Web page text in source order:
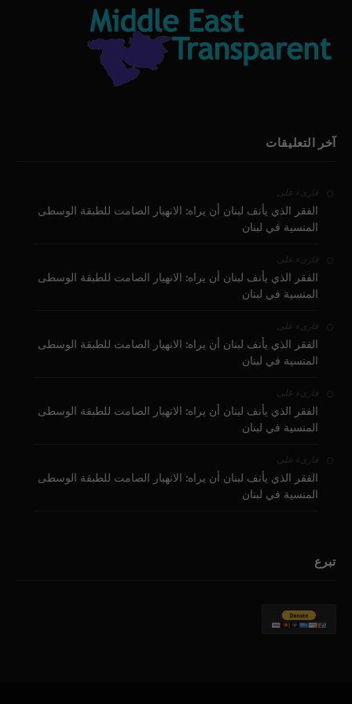
آخر التعليقات
قارىء على
الفقر الذي يأنف لبنان أن يراه: الانهيار الصامت للطبقة الوسطى
المنسية في لبنان
قارىء على
الفقر الذي يأنف لبنان أن يراه: الانهيار الصامت للطبقة الوسطى
المنسية في لبنان
قارىء على
الفقر الذي يأنف لبنان أن يراه: الانهيار الصامت للطبقة الوسطى
المنسية في لبنان
قارىء على
الفقر الذي يأنف لبنان أن يراه: الانهيار الصامت للطبقة الوسطى
المنسية في لبنان
قارىء على
الفقر الذي يأنف لبنان أن يراه: الانهيار الصامت للطبقة الوسطى
المنسية في لبنان
تبرع